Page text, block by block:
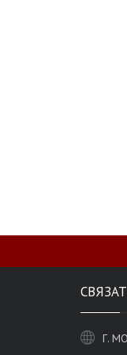
Г.